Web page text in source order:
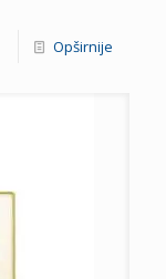
Opširnije